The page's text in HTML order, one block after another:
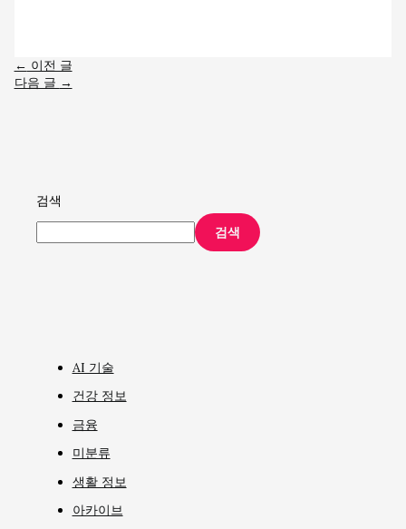
← 이전 글
다음 글 →
검색
검색
AI 기술
건강 정보
금융
미분류
생활 정보
아카이브